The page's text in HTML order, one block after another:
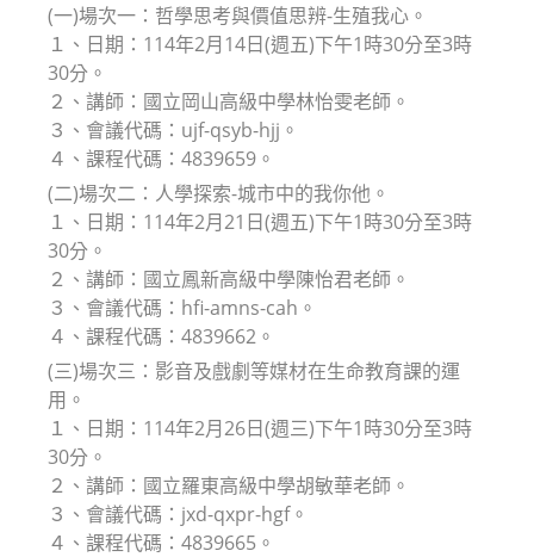
(一)場次一：哲學思考與價值思辨-生殖我心。
１、日期：114年2月14日(週五)下午1時30分至3時
30分。
２、講師：國立岡山高級中學林怡雯老師。
３、會議代碼：ujf-qsyb-hjj。
４、課程代碼：4839659。
(二)場次二：人學探索-城市中的我你他。
１、日期：114年2月21日(週五)下午1時30分至3時
30分。
２、講師：國立鳳新高級中學陳怡君老師。
３、會議代碼：hfi-amns-cah。
４、課程代碼：4839662。
(三)場次三：影音及戲劇等媒材在生命教育課的運
用。
１、日期：114年2月26日(週三)下午1時30分至3時
30分。
２、講師：國立羅東高級中學胡敏華老師。
３、會議代碼：jxd-qxpr-hgf。
４、課程代碼：4839665。